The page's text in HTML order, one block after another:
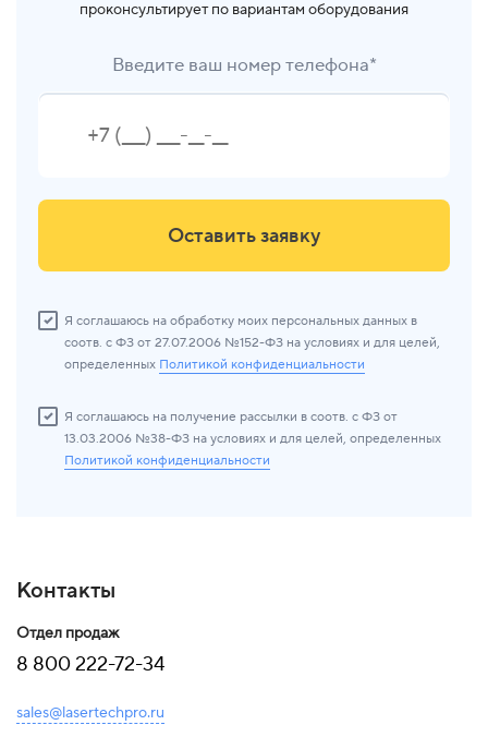
проконсультирует по вариантам оборудования
Введите ваш номер телефона*
Оставить заявку
Я соглашаюсь на обработку моих персональных данных в
соотв. с ФЗ от 27.07.2006 №152-ФЗ на условиях и для целей,
определенных Политикой конфиденциальности
Я соглашаюсь на получение рассылки в соотв. с ФЗ от
13.03.2006 №38-ФЗ на условиях и для целей, определенных
Политикой конфиденциальности
Контакты
Отдел продаж
8 800 222-72-34
sales@lasertechpro.ru